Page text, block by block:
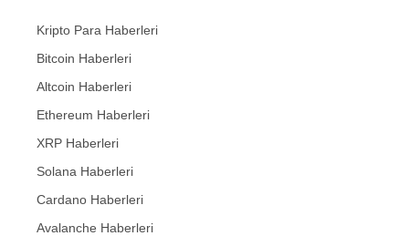
Kripto Para Haberleri
Bitcoin Haberleri
Altcoin Haberleri
Ethereum Haberleri
XRP Haberleri
Solana Haberleri
Cardano Haberleri
Avalanche Haberleri